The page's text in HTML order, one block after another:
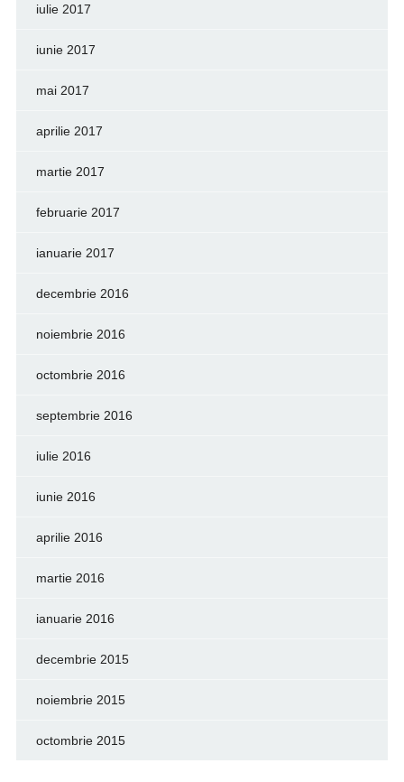
iulie 2017
iunie 2017
mai 2017
aprilie 2017
martie 2017
februarie 2017
ianuarie 2017
decembrie 2016
noiembrie 2016
octombrie 2016
septembrie 2016
iulie 2016
iunie 2016
aprilie 2016
martie 2016
ianuarie 2016
decembrie 2015
noiembrie 2015
octombrie 2015